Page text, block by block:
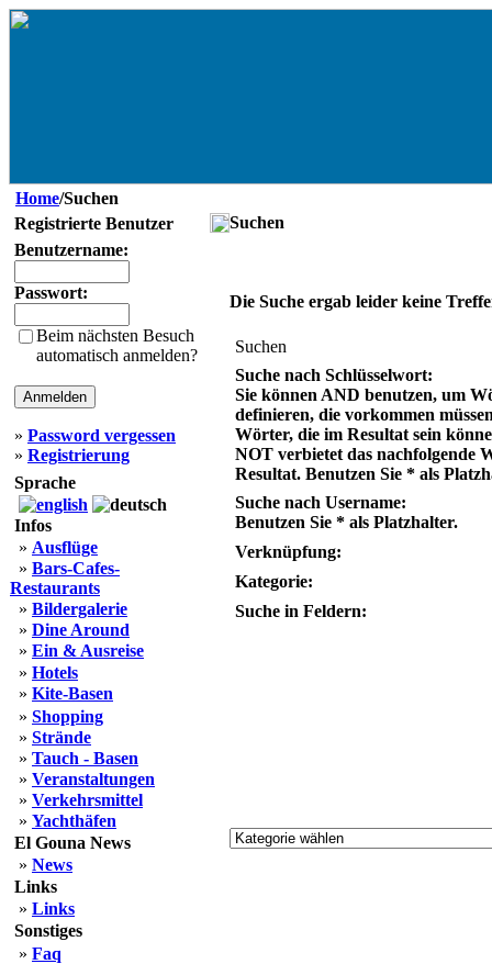
Home/Suchen
Registrierte Benutzer
Benutzername:
Passwort:
Beim nächsten Besuch
automatisch anmelden?
» Password vergessen
» Registrierung
Sprache
Infos
» Ausflüge
» Bars-Cafes-
Restaurants
» Bildergalerie
» Dine Around
» Ein & Ausreise
» Hotels
» Kite-Basen
» Shopping
» Strände
» Tauch - Basen
» Veranstaltungen
» Verkehrsmittel
» Yachthäfen
El Gouna News
» News
Links
» Links
Sonstiges
» Faq
Suchen
Die Suche ergab leider keine
Suchen
Suche nach Schlüsselwort:
Sie können AND benutzen, um
definieren, die vorkommen
Wörter, die im Resultat sein
NOT verbietet das nachfolgende
Resultat. Benutzen Sie * als
Suche nach Username:
Benutzen Sie * als Platzhalter.
Verknüpfung:
Kategorie:
Suche in Feldern: